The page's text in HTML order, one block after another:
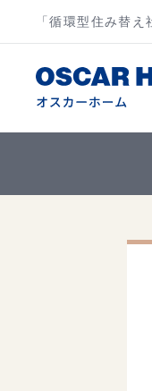
「循環型住み替